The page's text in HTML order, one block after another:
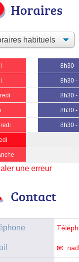
Horaires
8h30 -
8h30 -
8h30 -
8h30 -
8h30 -
une erreur
Contact